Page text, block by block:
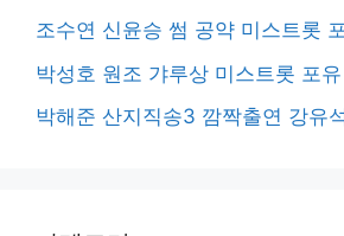
조수연 신윤승 썸 공약 미스트롯
박성호 원조 갸루상 미스트롯 포
박해준 산지직송3 깜짝출연 강유